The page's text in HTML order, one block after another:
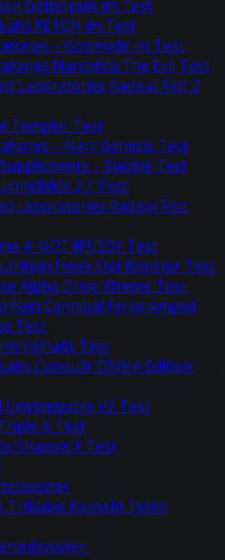
Götterpuls im Test
RE1GN im Test
– Godmode im Test
Narcotica The Evil Test
Laboratories Radical Riot 2
Templar Test
– Narc Genesis Test
– Suizide Test
2.1 Test
Laboratories Radical Riot
# NOT4PUSSY Test
Freak Out Booster Test
Alpha Drive Xtreme Test
Pain Cannibal Ferox Amped
Test
Valhalla Test
Conqu3r DMHA Edition
Unstoppable V2 Test
X Test
Shadow X Test
Tribulus Kapseln Testo